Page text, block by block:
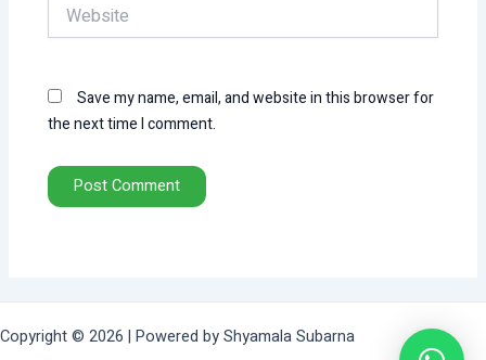
Save my name, email, and website in this browser for
the next time I comment.
Copyright © 2026 | Powered by Shyamala Subarna